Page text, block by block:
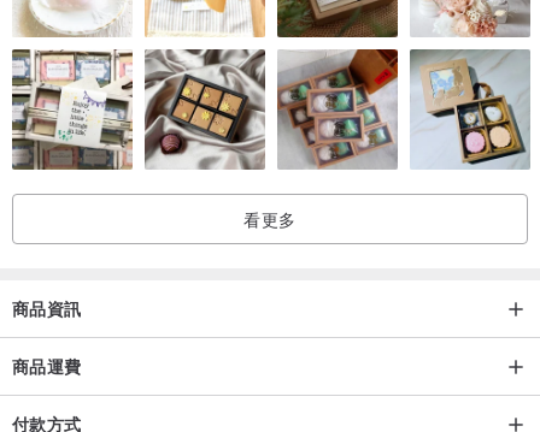
※賣場商品皆不過度修圖，盡力呈現商品色澤，實際色澤更為自然漂
亮。天然鹽礦鹽燈，點燈後的色澤，會因礦物質含量、環境明亮度、
拍攝器具、螢幕顯色等因素，而有差異，請以實物為主※
※鹽燈確認前，請勿拆膜，拆膜後視同購買※
鹽燈特色
．淨化空氣－鹽燈會釋放微量負離子，依空間放置適當大小的鹽燈，
效果。
．減少濕氣－台灣屬於海島型國家，氣候潮濕，擺放鹽燈可以幫助吸
收部份的濕氣，使環境更加舒適。
．藝術裝飾－將大自然的禮物巧妙融入居家生活，鹽燈是完美的擺飾
看更多
商品資訊
商品運費
付款方式